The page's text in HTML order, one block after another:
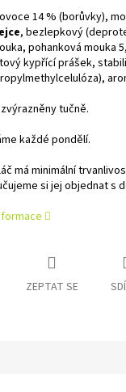
ovoce 14 % (borůvky),
, bezlepkový
pohanková mouka
kypřící prášek,
tučně.
každé pondělí.
má minimální
si jej objednat s
ZEPTAT SE